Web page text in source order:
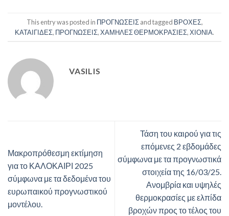
This entry was posted in ΠΡΟΓΝΩΣΕΙΣand tagged ΒΡΟΧΕΣ,
ΚΑΤΑΙΓΙΔΕΣ, ΠΡΟΓΝΩΣΕΙΣ,ΧΑΜΗΛΕΣ ΘΕΡΜΟΚΡΑΣΙΕΣ,ΧΙΟΝΙΑ.
VASILIS
Μακροπρόθεσμη εκτίμηση
για το ΚΑΛΟΚΑΙΡΙ 2025
σύμφωνα με τα δεδομένα του
ευρωπαικού προγνωστικού
μοντέλου.
Τάση του καιρού για τις
επόμενες 2 εβδομάδες
σύμφωνα με τα προγνωστικά
στοιχεία της 16/03/25.
Ανομβρία και υψηλές
θερμοκρασίες με ελπίδα
βροχών προς το τέλος του